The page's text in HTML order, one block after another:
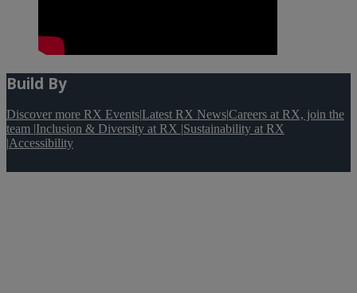
Build By
Discover more RX Events|Latest RX News|Careers at RX, join the
team |Inclusion & Diversity at RX |Sustainability at RX
|Accessibility